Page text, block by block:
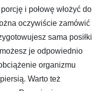
i połowę włożyć do
oczywiście zamówić
sama posiłki
je odpowiednio
organizmu
Warto też